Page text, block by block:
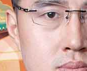
2024
2023
2018
2011
2005
2003
1998
1997